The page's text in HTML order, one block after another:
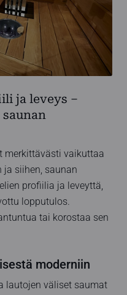
ja leveys –
merkittävästi vaikuttaa
ja siihen, saunan
profiilia ja leveyttä,
lopputulos.
tai korostaa sen
moderniin
lautojen väliset saumat